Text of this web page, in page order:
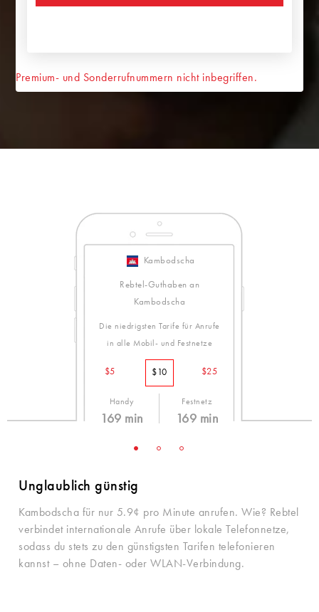
Premium- und Sonderrufnummern nicht inbegriffen.
Kambodscha
Rebtel-Guthaben an
Kambodscha
Die niedrigsten Tarife für Anrufe
in alle Mobil- und Festnetze
$5 $10 $25
Handy
169 min
Festnetz
169 min
Unglaublich günstig
Kambodscha für nur 5.9¢ pro Minute anrufen. Wie? Rebtel
verbindet internationale Anrufe über lokale Telefonnetze,
sodass du stets zu den günstigsten Tarifen telefonieren
kannst – ohne Daten- oder WLAN-Verbindung.